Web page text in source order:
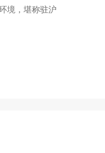
，堪称驻沪